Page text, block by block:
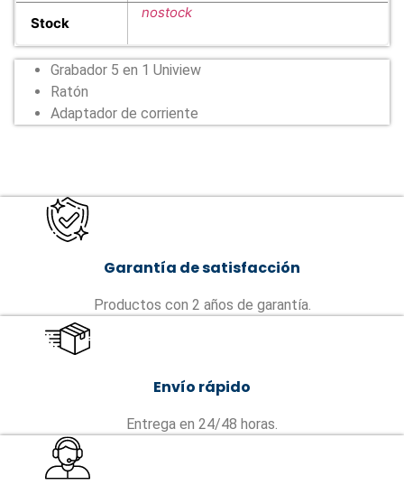
Stock
nostock
Grabador 5 en 1 Uniview
Ratón
Adaptador de corriente
Garantía de satisfacción
Productos con 2 años de garantía.
Envío rápido
Entrega en 24/48 horas.